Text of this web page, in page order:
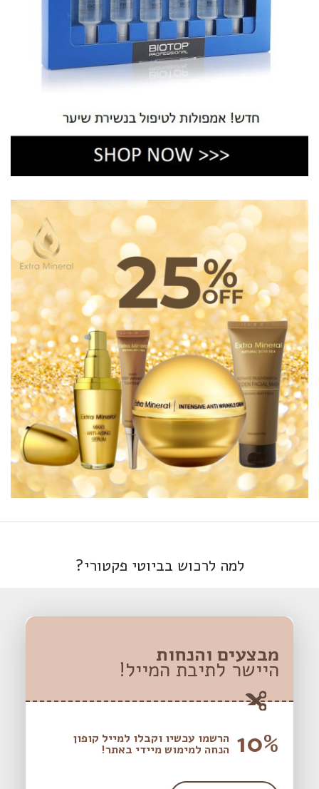
למה לרכוש בביוטי פקטורי?
מבצעים והנחות
היישר לתיבת המייל!
10% הרשמו עכשיו וקבלו למייל קופון
הנחה למימוש מיידי באתר!